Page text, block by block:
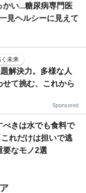
い...糖尿病専門医
見ヘルシーに見えて
未来
解決力。多様な人
て挑む、これから
Sponsored
べきは水でも食料で
れだけは担いで逃
要なモノ2選